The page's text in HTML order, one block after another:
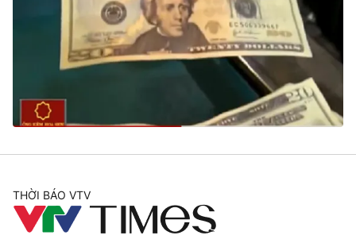
Thế giới
Câu chuyện quốc tế
Kinh tế
Tài chính
Thị trường
Góc doanh nghiệp
Dữ liệu và đời sống
Truyền hình
Phim VTV
Hậu trường
Giải trí
Điện ảnh
THỜI BÁO VTV